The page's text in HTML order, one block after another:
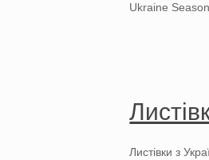
Ukraine
Листівки з